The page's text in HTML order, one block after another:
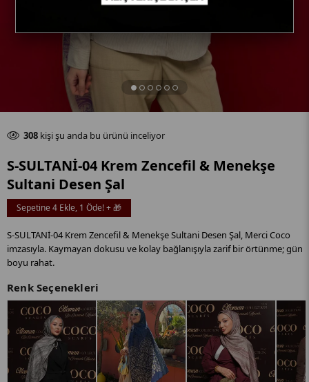
Son 24 saat içinde32adet satıldı
305 kişi şu anda bu ürünü inceliyor
S-SULTANİ-04 Krem Zencefil & Menekşe
Sultani Desen Şal
Sepetine 4 Ekle, 1 Öde! + 🎁
S-SULTANİ-04 Krem Zencefil & Menekşe Sultani Desen Şal, Merci Coco
imzasıyla. Kaymayan dokusu ve kolay bağlanışıyla zarif bir örtünme; gün
boyu rahat.
Renk Seçenekleri